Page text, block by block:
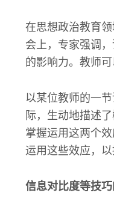
在思想政治教育
会上，专家强调
的影响力。教师
以某位教师的一
际，生动地描述
掌握运用这两个
运用这些效应，以
信息对比度等技